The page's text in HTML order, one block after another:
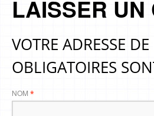
LAISSER UN
VOTRE ADRESSE
OBLIGATOIRES
NOM *